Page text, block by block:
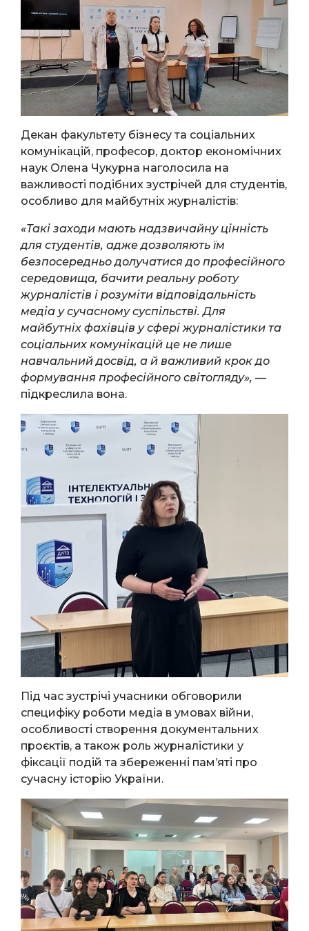
Декан факультету бізнесу та соціальних
комунікацій, професор, доктор економічних
наук Олена Чукурна наголосила на
важливості подібних зустрічей для студентів,
особливо для майбутніх журналістів:
«Такі заходи мають надзвичайну цінність
для студентів, адже дозволяють їм
безпосередньо долучатися до професійного
середовища, бачити реальну роботу
журналістів і розуміти відповідальність
медіа у сучасному суспільстві. Для
майбутніх фахівців у сфері журналістики та
соціальних комунікацій це не лише
навчальний досвід, а й важливий крок до
формування професійного світогляду», —
підкреслила вона.
Під час зустрічі учасники обговорили
специфіку роботи медіа в умовах війни,
особливості створення документальних
проєктів, а також роль журналістики у
фіксації подій та збереженні пам’яті про
сучасну історію України.